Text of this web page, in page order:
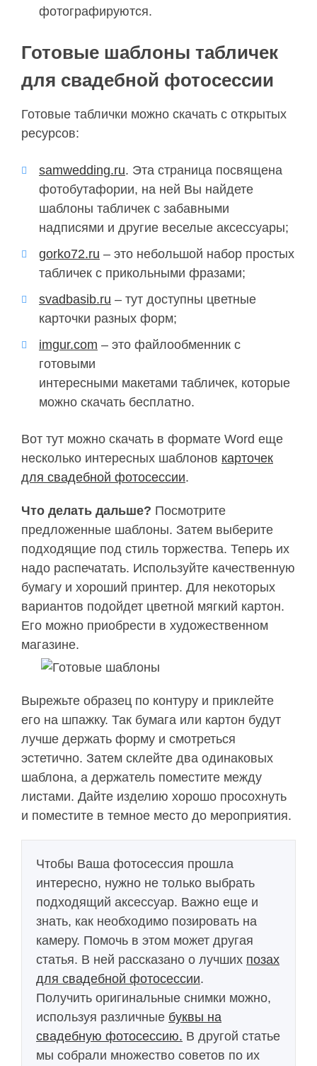
фотографируются.
Готовые шаблоны табличек
для свадебной фотосессии
Готовые таблички можно скачать с открытых
ресурсов:
samwedding.ru. Эта страница посвящена
фотобутафории, на ней Вы найдете
шаблоны табличек с забавными
надписями и другие веселые аксессуары;
gorko72.ru – это небольшой набор простых
табличек с прикольными фразами;
svadbasib.ru – тут доступны цветные
карточки разных форм;
imgur.com – это файлообменник с
готовыми
интересными макетами табличек, которые
можно скачать бесплатно.
Вот тут можно скачать в формате Word еще
несколько интересных шаблонов карточек
для свадебной фотосессии.
Что делать дальше? Посмотрите
предложенные шаблоны. Затем выберите
подходящие под стиль торжества. Теперь их
надо распечатать. Используйте качественную
бумагу и хороший принтер. Для некоторых
вариантов подойдет цветной мягкий картон.
Его можно приобрести в художественном
магазине.
Вырежьте образец по контуру и приклейте
его на шпажку. Так бумага или картон будут
лучше держать форму и смотреться
эстетично. Затем склейте два одинаковых
шаблона, а держатель поместите между
листами. Дайте изделию хорошо просохнуть
и поместите в темное место до мероприятия.
Чтобы Ваша фотосессия прошла
интересно, нужно не только выбрать
подходящий аксессуар. Важно еще и
знать, как необходимо позировать на
камеру. Помочь в этом может другая
статья. В ней рассказано о лучших позах
для свадебной фотосессии.
Получить оригинальные снимки можно,
используя различные буквы на
свадебную фотосессию. В другой статье
мы собрали множество советов по их